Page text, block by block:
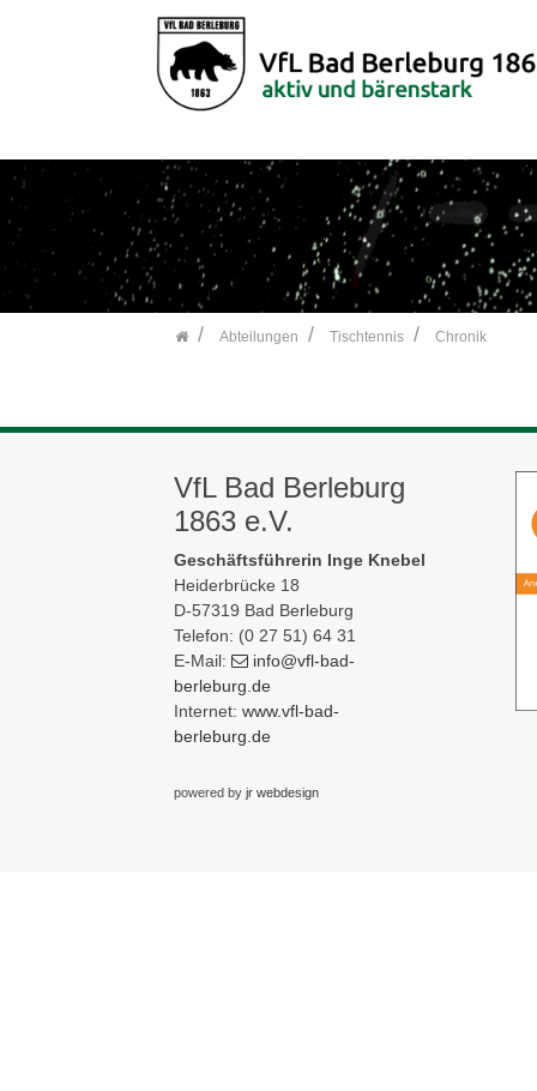
Zum Inhalt springen
Abteilungen Tischtennis Chronik
VfL Bad Berleburg
1863 e.V.
Geschäftsführerin Inge Knebel
Heiderbrücke 18
D-57319 Bad Berleburg
Telefon: (0 27 51) 64 31
E-Mail:
info@vfl-bad-
berleburg .de
Internet: www.vfl-bad-
berleburg.de
powered by jr webdesign